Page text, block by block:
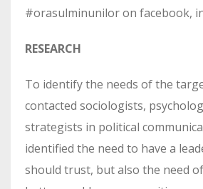
#orasulminunilor on facebook,
RESEARCH
To identify the needs of the
contacted sociologists,
strategists in political
identified the need to have a
should trust, but also the need